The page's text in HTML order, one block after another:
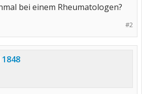
bei einem Rheumatologen?
#2